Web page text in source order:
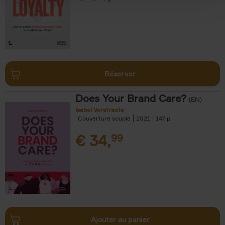
Réserver
Does Your Brand Care? (EN)
Isabel Verstraete
Couverture souple
2021 147
€ 34,99
Ajouter au panier